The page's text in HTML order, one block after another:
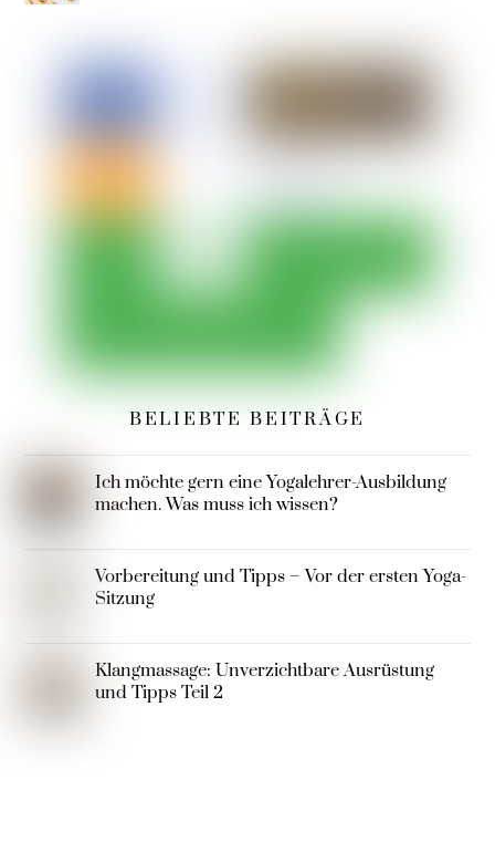
BELIEBTE BEITRÄGE
Ich möchte gern eine Yogalehrer-Ausbildung
machen. Was muss ich wissen?
Vorbereitung und Tipps – Vor der ersten Yoga-
Sitzung
Klangmassage: Unverzichtbare Ausrüstung
und Tipps Teil 2